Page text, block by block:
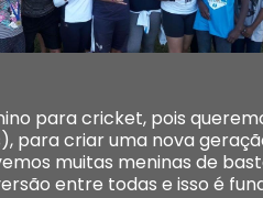
para cricket, pois
para criar uma nova
muitas meninas de
entre todas e isso é